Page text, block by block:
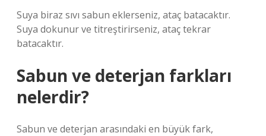
Suya biraz sıvı sabun eklerseniz, ataç batacaktır.
Suya dokunur ve titreştirirseniz, ataç tekrar
batacaktır.
Sabun ve deterjan farkları
nelerdir?
Sabun ve deterjan arasındaki en büyük fark,